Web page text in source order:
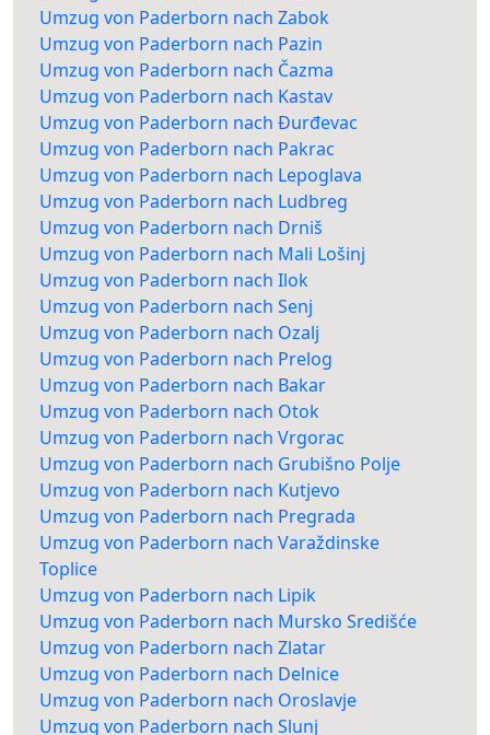
Umzug von Paderborn nach Zabok
Umzug von Paderborn nach Pazin
Umzug von Paderborn nach Čazma
Umzug von Paderborn nach Kastav
Umzug von Paderborn nach Đurđevac
Umzug von Paderborn nach Pakrac
Umzug von Paderborn nach Lepoglava
Umzug von Paderborn nach Ludbreg
Umzug von Paderborn nach Drniš
Umzug von Paderborn nach Mali Lošinj
Umzug von Paderborn nach Ilok
Umzug von Paderborn nach Senj
Umzug von Paderborn nach Ozalj
Umzug von Paderborn nach Prelog
Umzug von Paderborn nach Bakar
Umzug von Paderborn nach Otok
Umzug von Paderborn nach Vrgorac
Umzug von Paderborn nach Grubišno Polje
Umzug von Paderborn nach Kutjevo
Umzug von Paderborn nach Pregrada
Umzug von Paderborn nach Varaždinske
Toplice
Umzug von Paderborn nach Lipik
Umzug von Paderborn nach Mursko Središće
Umzug von Paderborn nach Zlatar
Umzug von Paderborn nach Delnice
Umzug von Paderborn nach Oroslavje
Umzug von Paderborn nach Slunj